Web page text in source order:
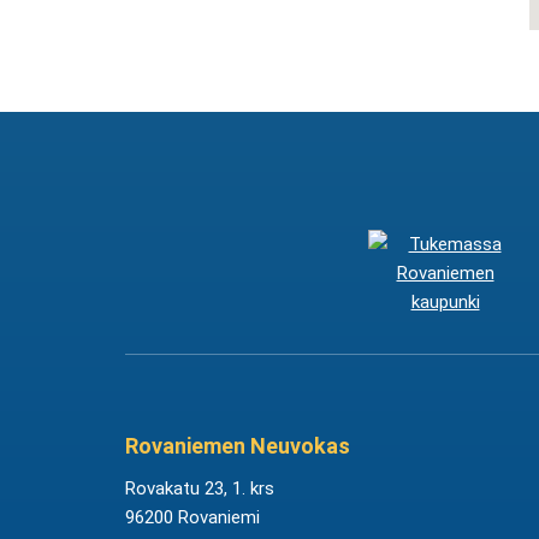
Rovaniemen Neuvokas
Rovakatu 23, 1. krs
96200 Rovaniemi